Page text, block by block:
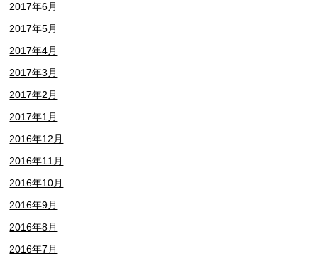
2017年6月
2017年5月
2017年4月
2017年3月
2017年2月
2017年1月
2016年12月
2016年11月
2016年10月
2016年9月
2016年8月
2016年7月